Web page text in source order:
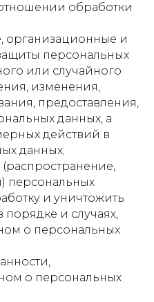
обработки
организационные и
персональных
или случайного
изменения,
предоставления,
данных, а
действий в
данных;
персональных
и уничтожить
и случаях,
о персональных
о персональных